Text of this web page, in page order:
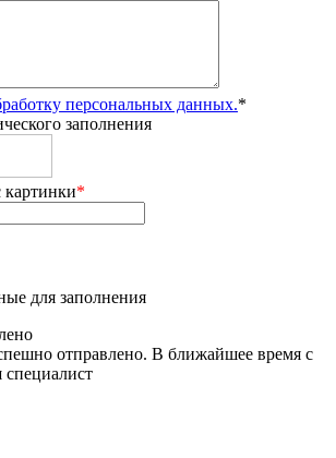
персональных данных.*
заполнения
*
для заполнения
отправлено. В ближайшее время с